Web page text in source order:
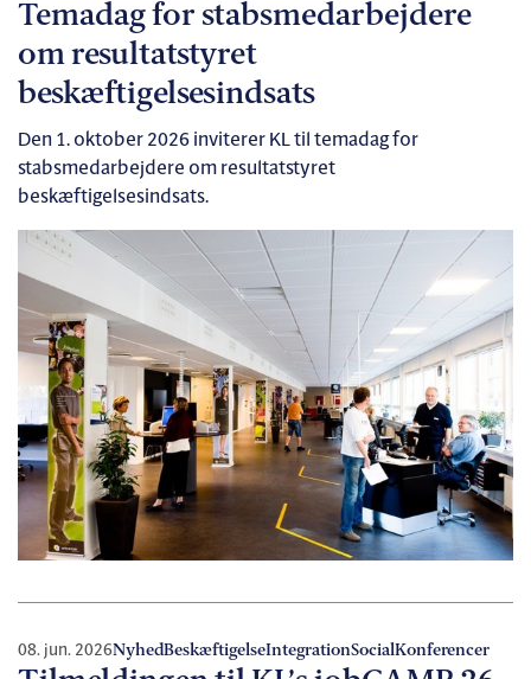
Temadag for stabsmedarbejdere
om resultatstyret
beskæftigelsesindsats
Den 1. oktober 2026 inviterer KL til temadag for
stabsmedarbejdere om resultatstyret
beskæftigelsesindsats.
08. jun. 2026NyhedBeskæftigelseIntegrationSocialKonferencer